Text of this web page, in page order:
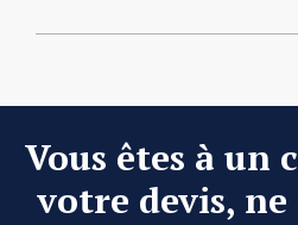
Vous êtes à un
votre devis, ne